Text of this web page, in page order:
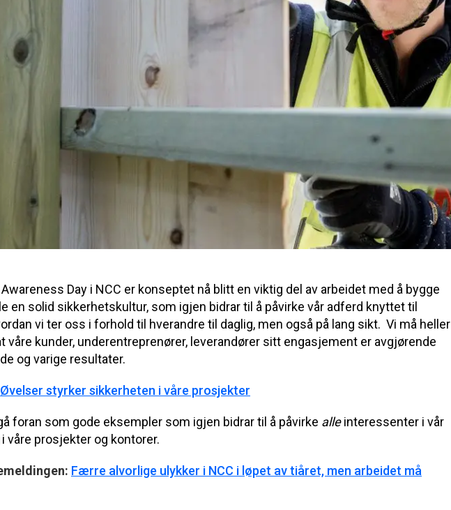
Day i NCC er konseptet nå blitt en viktig del av arbeidet med å bygge
en solid sikkerhetskultur, som igjen bidrar til å påvirke vår adferd knyttet til
vi ter oss i forhold til hverandre til daglig, men også på lang sikt. Vi må heller
våre kunder, underentreprenører, leverandører sitt engasjement er avgjørende
og varige resultater.
Øvelser styrker sikkerheten i våre prosjekter
foran som gode eksempler som igjen bidrar til å påvirke alleinteressenter i vår
våre prosjekter og kontorer.
Færre alvorlige ulykker i NCC i løpet av tiåret, men arbeidet må